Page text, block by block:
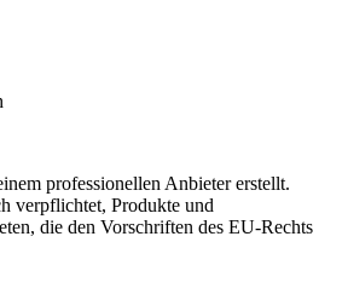
professionellen Anbieter erstellt.
verpflichtet, Produkte und
die den Vorschriften des EU-Rechts